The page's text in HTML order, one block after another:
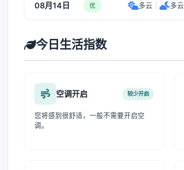
08月14日 优 多云 多云
今日生活指数
空调开启 较少开启
您将感到很舒适，一般不需要开启空
调。